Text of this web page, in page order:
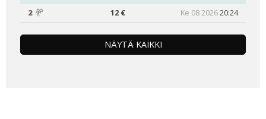
2
12 € Ke 08 202620:24
NÄYTÄ KAIKKI